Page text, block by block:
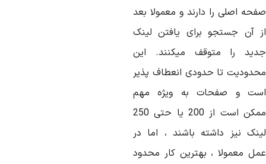
اصلی را دارند و معمولا بعد
آن جستجو برای یافتن لینک
را متوقف میکنند. این
تا حدودی انعطاف پذیر
و صفحات به ویژه مهم
ممکن است از 200 یا حتی 250
نیز داشته باشند ، اما در
معمولا ، بهترین کار محدود